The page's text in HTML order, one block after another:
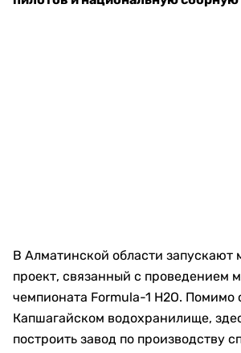
В Алматинской области запускают
проект, связанный с проведением
чемпионата Formula-1 H2O. Помимо
Капшагайском водохранилище,
построить завод по производству